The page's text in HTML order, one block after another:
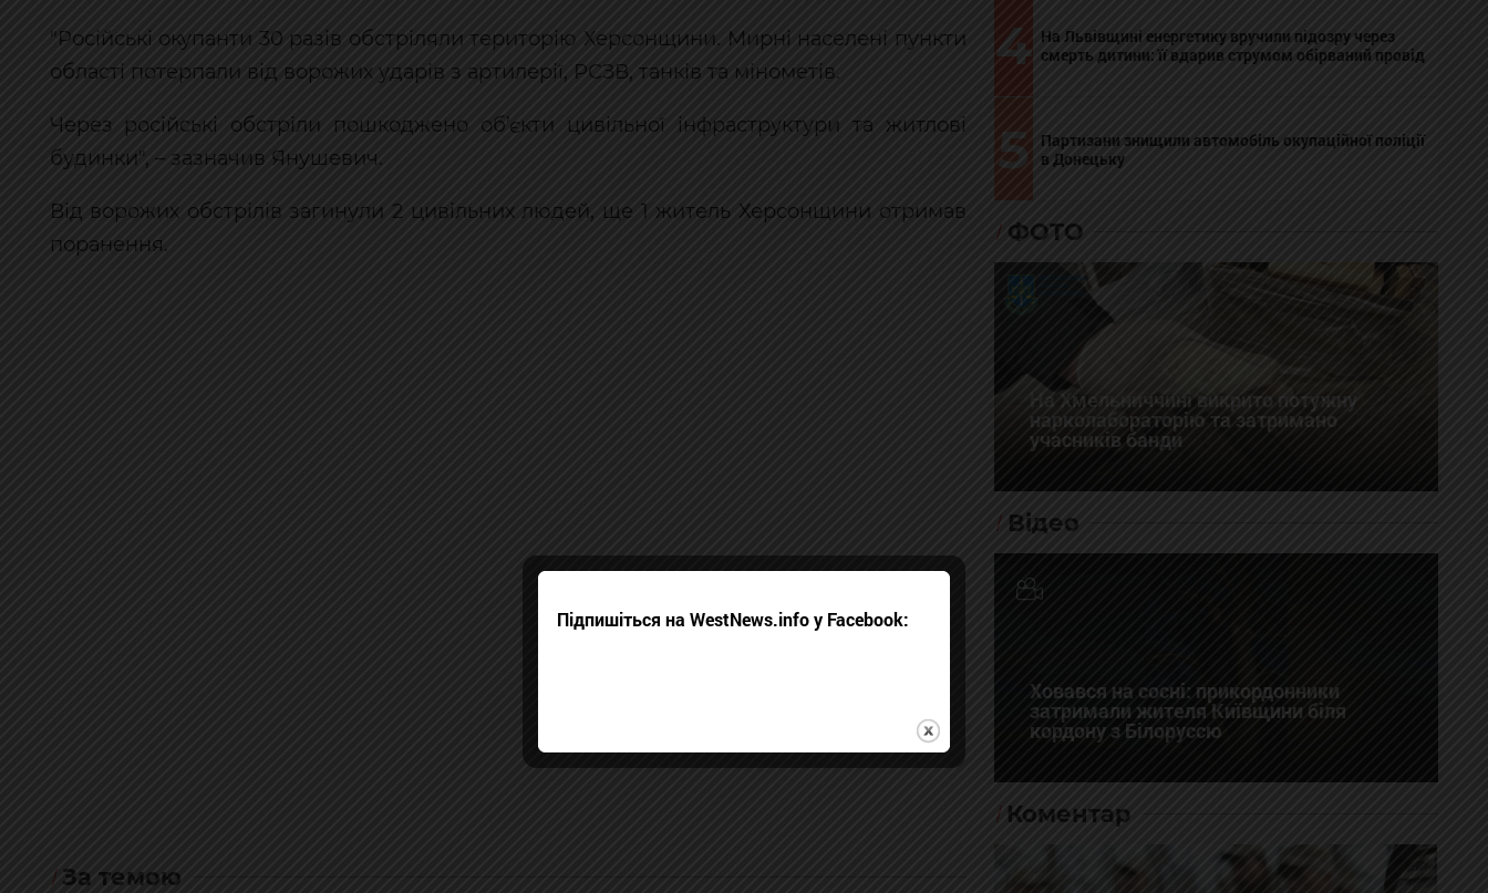
"Російські окупанти 30 разів обстріляли територію Херсонщини. Мирні населені пункти
області потерпали від ворожих ударів з артилерії, РСЗВ, танків та мінометів.
Через російські обстріли пошкоджено об’єкти цивільної інфраструктури та житлові
будинки", – зазначив Янушевич.
Від ворожих обстрілів загинули 2 цивільних людей, ще 1 житель Херсонщини отримав
поранення.
За темою
4 На Львівщині енергетику вручили підозру через
смерть дитини: її вдарив струмом обірваний провід
5
Партизани знищили автомобіль окупаційної поліції
в Донецьку
ФОТО
На Хмельниччині викрито потужну
нарколабораторію та затримано
учасників банди
Відео
Ховався на сосні: прикордонники
затримали жителя Київщини біля
кордону з Білоруссю
Коментар
Підпишіться на WestNews.info у Facebook: